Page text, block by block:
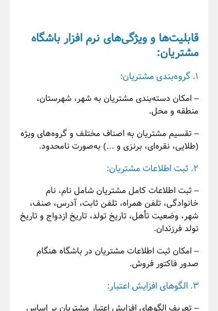
قابلیت‌ها و ویژگی‌های نرم افزار باشگاه
مشتریان:
1. گروه‌بندی مشتریان:
– امکان دسته‌بندی مشتریان به شهر، شهرستان،
منطقه و محل.
– تقسیم مشتریان به اصناف مختلف و گروه‌های ویژه
(طلایی، نقره‌ای، برنزی و …) به‌صورت نامحدود.
2. ثبت اطلاعات مشتریان:
– ثبت اطلاعات کامل مشتریان شامل نام، نام
خانوادگی، تلفن همراه، تلفن ثابت، آدرس، صنف،
شهر، وضعیت تأهل، تاریخ تولد، تاریخ ازدواج و تاریخ
تولد فرزندان.
– امکان ثبت اطلاعات مشتریان در باشگاه هنگام
صدور فاکتور فروش.
3. الگوهای افزایش اعتبار:
– تعریف الگوهای افزایش اعتبار مشتریان بر اساس